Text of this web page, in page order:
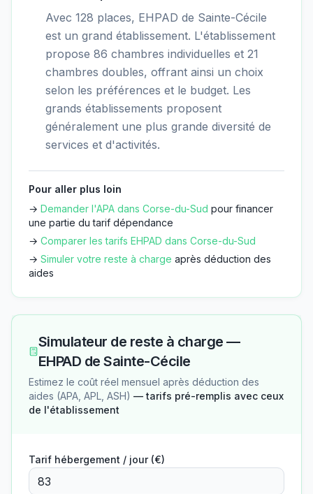
Avec 128 places, EHPAD de Sainte-Cécile
est un grand établissement. L'établissement
propose 86 chambres individuelles et 21
chambres doubles, offrant ainsi un choix
selon les préférences et le budget. Les
grands établissements proposent
généralement une plus grande diversité de
services et d'activités.
Pour aller plus loin
→ Demander l'APA dans Corse-du-Sud pour financer
une partie du tarif dépendance
→ Comparer les tarifs EHPAD dans Corse-du-Sud
→ Simuler votre reste à charge après déduction des
aides
Simulateur de reste à charge —
EHPAD de Sainte-Cécile
Estimez le coût réel mensuel après déduction des
aides (APA, APL, ASH) — tarifs pré-remplis avec ceux
de l'établissement
Tarif hébergement / jour (€)